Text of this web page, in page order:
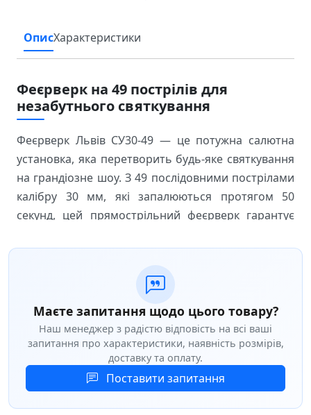
ОписХарактеристики
Феєрверк на 49 пострілів для
незабутнього святкування
Феєрверк Львів СУ30-49 — це потужна салютна
установка, яка перетворить будь-яке святкування
на грандіозне шоу. З 49 послідовними пострілами
калібру 30 мм, які запалюються протягом 50
секунд, цей прямострільний феєрверк гарантує
Виробник ТМ Агенція свято позиціонує цей салют
як надійний вибір для професійних та
любительських піротехнічних шоу по всій Україні.
Ключові характеристики салютної установки
Кількість пострілів:49 залпів для тривалого
Маєте запитання щодо цього товару?
Наш менеджер з радістю відповість на всі ваші
запитання про характеристики, наявність розмірів,
доставку та оплату.
Поставити запитання